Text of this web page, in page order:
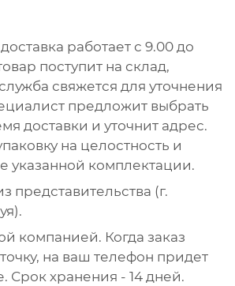
работает с 9.00 до
поступит на склад,
свяжется для уточнения
предложит выбрать
доставки и уточнит адрес.
на целостность и
указанной комплектации.
представительства (г.
компанией. Когда заказ
на ваш телефон придет
Срок хранения - 14 дней.